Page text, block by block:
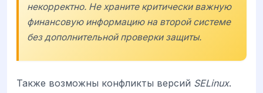
некорректно. Не храните критически важную
финансовую информацию на второй системе
без дополнительной проверки защиты.
Также возможны конфликты версий SELinux.